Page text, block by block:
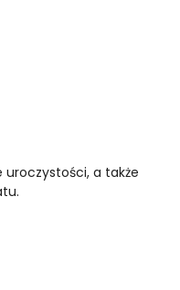
uroczystości, a także